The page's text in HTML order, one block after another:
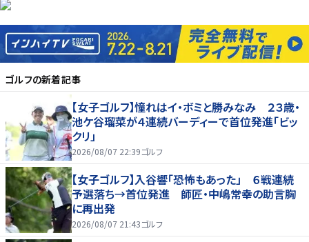
ゴルフの新着記事
【女子ゴルフ】憧れはイ・ボミと勝みなみ ２３歳・
池ケ谷瑠菜が４連続バーディーで首位発進「ビッ
クリ」
2026/08/07 22:39ゴルフ
【女子ゴルフ】入谷響「恐怖もあった」 ６戦連続
予選落ち→首位発進 師匠・中嶋常幸の助言胸
に再出発
2026/08/07 21:43ゴルフ